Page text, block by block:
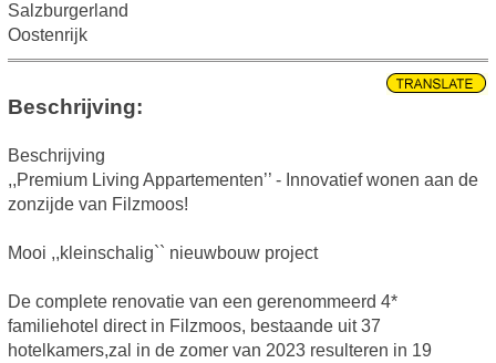
Salzburgerland
Oostenrijk
Beschrijving:
Beschrijving
,,Premium Living Appartementen’’ - Innovatief wonen aan de
zonzijde van Filzmoos!
Mooi ,,kleinschalig`` nieuwbouw project
De complete renovatie van een gerenommeerd 4*
familiehotel direct in Filzmoos, bestaande uit 37
hotelkamers,zal in de zomer van 2023 resulteren in 19